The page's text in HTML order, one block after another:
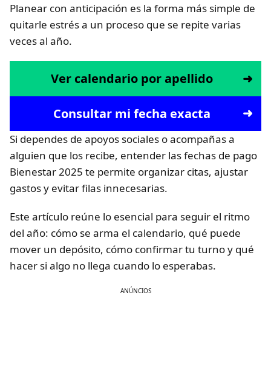
Planear con anticipación es la forma más simple de
quitarle estrés a un proceso que se repite varias
veces al año.
Ver calendario por apellido
Consultar mi fecha exacta
Si dependes de apoyos sociales o acompañas a
alguien que los recibe, entender las fechas de pago
Bienestar 2025 te permite organizar citas, ajustar
gastos y evitar filas innecesarias.
Este artículo reúne lo esencial para seguir el ritmo
del año: cómo se arma el calendario, qué puede
mover un depósito, cómo confirmar tu turno y qué
hacer si algo no llega cuando lo esperabas.
ANÚNCIOS